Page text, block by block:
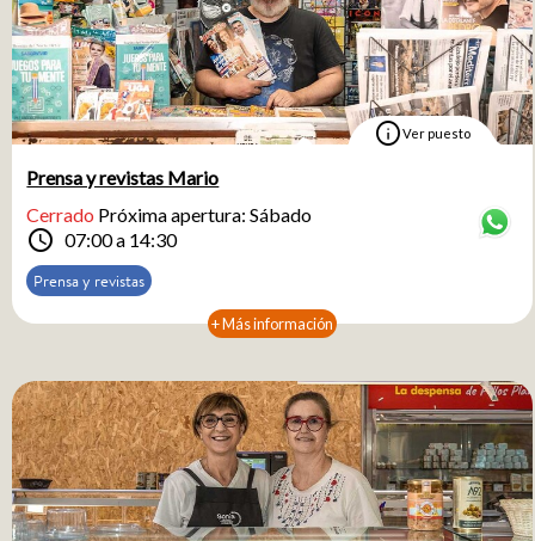
infoVer puesto
Prensa y revistas Mario
Cerrado Próxima apertura: Sábado
schedule 07:00 a 14:30
Prensa y revistas
+ Más información